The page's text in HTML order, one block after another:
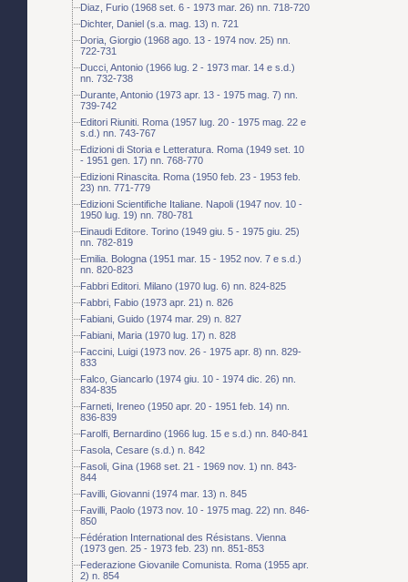
Diaz, Furio (1968 set. 6 - 1973 mar. 26) nn. 718-720
Dichter, Daniel (s.a. mag. 13) n. 721
Doria, Giorgio (1968 ago. 13 - 1974 nov. 25) nn.
722-731
Ducci, Antonio (1966 lug. 2 - 1973 mar. 14 e s.d.)
nn. 732-738
Durante, Antonio (1973 apr. 13 - 1975 mag. 7) nn.
739-742
Editori Riuniti. Roma (1957 lug. 20 - 1975 mag. 22 e
s.d.) nn. 743-767
Edizioni di Storia e Letteratura. Roma (1949 set. 10
- 1951 gen. 17) nn. 768-770
Edizioni Rinascita. Roma (1950 feb. 23 - 1953 feb.
23) nn. 771-779
Edizioni Scientifiche Italiane. Napoli (1947 nov. 10 -
1950 lug. 19) nn. 780-781
Einaudi Editore. Torino (1949 giu. 5 - 1975 giu. 25)
nn. 782-819
Emilia. Bologna (1951 mar. 15 - 1952 nov. 7 e s.d.)
nn. 820-823
Fabbri Editori. Milano (1970 lug. 6) nn. 824-825
Fabbri, Fabio (1973 apr. 21) n. 826
Fabiani, Guido (1974 mar. 29) n. 827
Fabiani, Maria (1970 lug. 17) n. 828
Faccini, Luigi (1973 nov. 26 - 1975 apr. 8) nn. 829-
833
Falco, Giancarlo (1974 giu. 10 - 1974 dic. 26) nn.
834-835
Farneti, Ireneo (1950 apr. 20 - 1951 feb. 14) nn.
836-839
Farolfi, Bernardino (1966 lug. 15 e s.d.) nn. 840-841
Fasola, Cesare (s.d.) n. 842
Fasoli, Gina (1968 set. 21 - 1969 nov. 1) nn. 843-
844
Favilli, Giovanni (1974 mar. 13) n. 845
Favilli, Paolo (1973 nov. 10 - 1975 mag. 22) nn. 846-
850
Fédération International des Résistans. Vienna
(1973 gen. 25 - 1973 feb. 23) nn. 851-853
Federazione Giovanile Comunista. Roma (1955 apr.
2) n. 854